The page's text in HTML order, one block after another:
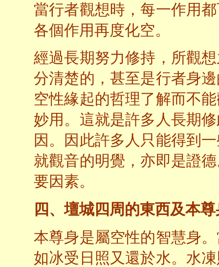
當行者觀想時，每一作用
各個作用再度化空。
經過長期努力修持，所觀
分清楚的，甚至是行者身
空性緣起的哲理了解而不
妙用。這就是許多人長期
因。因此許多人只能得到
就觀音的明覺，亦即是證
要因素。
四、壇城四周的東西及本
本尊身是屬空性的智慧身
如冰受日照又還於水。水